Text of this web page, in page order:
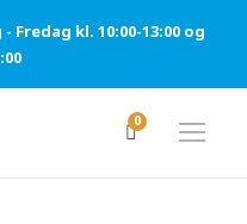
Fredag kl. 10:00-13:00 og
0